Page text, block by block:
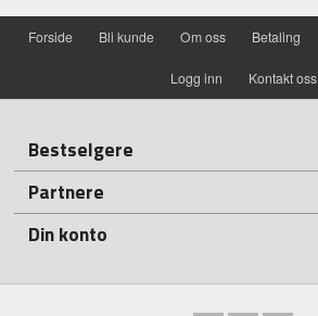
Forside Bli kunde Om oss Betaling
Logg inn Kontakt oss
Bestselgere
Partnere
Din konto